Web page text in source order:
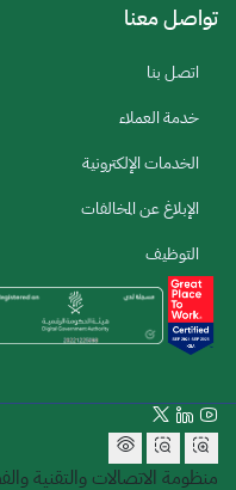
تواصل معنا
اتصل بنا
خدمة العملاء
الخدمات الإلكترونية
الإبلاغ عن المخالفات
التوظيف
منظومة الاتصالات والتقنية